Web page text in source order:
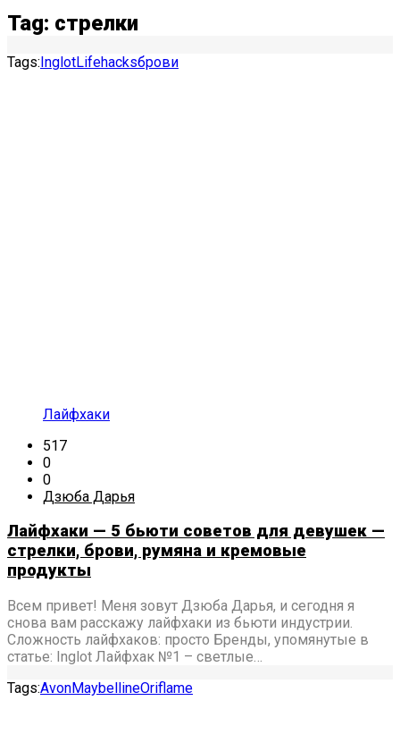
Tag: стрелки
Tags:InglotLifehacksброви
Лайфхаки
517
0
0
Дзюба Дарья
Лайфхаки — 5 бьюти советов для девушек —
стрелки, брови, румяна и кремовые
продукты
Всем привет! Меня зовут Дзюба Дарья, и сегодня я
снова вам расскажу лайфхаки из бьюти индустрии.
Сложность лайфхаков: просто Бренды, упомянутые в
статье: Inglot Лайфхак №1 – светлые…
Tags:AvonMaybellineOriflame